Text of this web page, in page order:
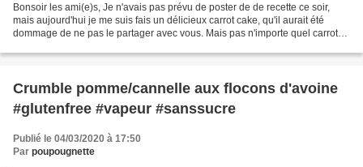
Bonsoir les ami(e)s, Je n'avais pas prévu de poster de de recette ce soir,
mais aujourd'hui je me suis fais un délicieux carrot cake, qu'il aurait été
dommage de ne pas le partager avec vous. Mais pas n'importe quel carrot
Crumble pomme/cannelle aux flocons d'avoine
#glutenfree #vapeur #sanssucre
Publié le 04/03/2020 à 17:50
Par poupougnette